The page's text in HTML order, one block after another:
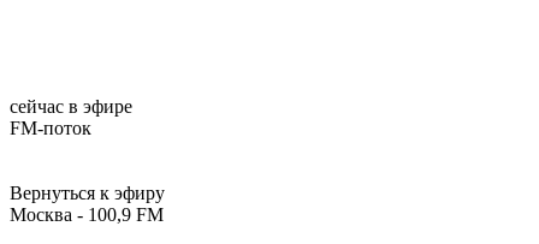
сейчас в эфире
FM-поток
Вернуться к эфиру
Москва - 100,9 FM